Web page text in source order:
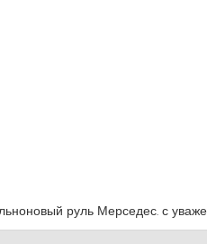
руль Мерседес. с